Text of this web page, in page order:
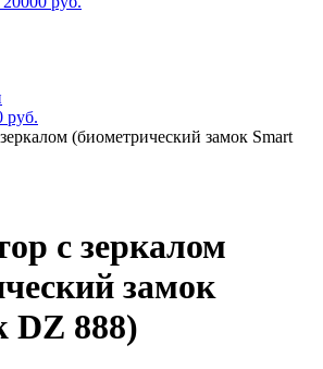
руб.
(биометрический замок Smart
с зеркалом
замок
DZ 888)